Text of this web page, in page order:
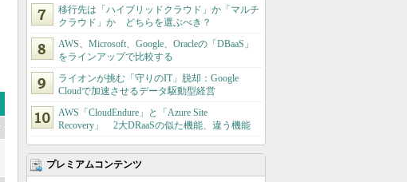
移行先は「ハイブリッドクラウド」か「マルチ
クラウド」か どちらを選ぶべき？
AWS、Microsoft、Google、Oracleの「DBaaS」
をラインアップで比較する
ライオンが挑む「守りのIT」脱却：Google
Cloudで加速させるデータ駆動型経営
AWS「CloudEndure」と「Azure Site
Recovery」 2大DRaaSの似た機能、違う機能
プレミアムコンテンツ